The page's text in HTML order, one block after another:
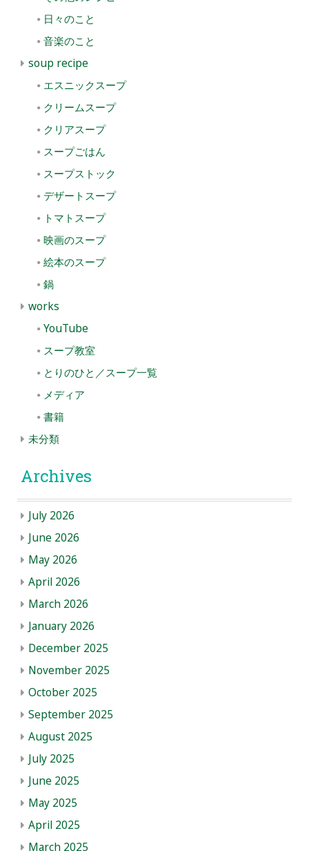
日々のこと
音楽のこと
soup recipe
エスニックスープ
クリームスープ
クリアスープ
スープごはん
スープストック
デザートスープ
トマトスープ
映画のスープ
絵本のスープ
鍋
works
YouTube
スープ教室
とりのひと／スープ一覧
メディア
書籍
未分類
Archives
July 2026
June 2026
May 2026
April 2026
March 2026
January 2026
December 2025
November 2025
October 2025
September 2025
August 2025
July 2025
June 2025
May 2025
April 2025
March 2025